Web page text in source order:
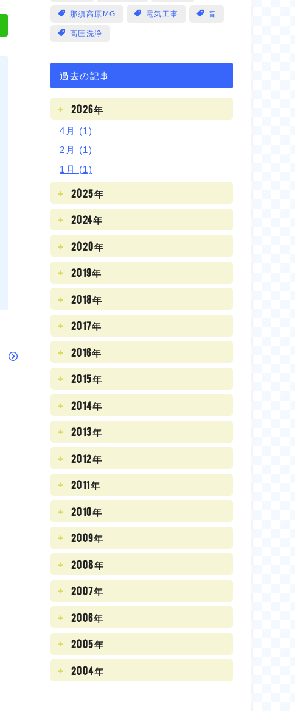
那須高原MG 電気工事 音
高圧洗浄
過去の記事
2026年
4月 (1)
2月 (1)
1月 (1)
2025年
2024年
2020年
2019年
2018年
2017年
2016年
2015年
2014年
2013年
2012年
2011年
2010年
2009年
2008年
2007年
2006年
2005年
2004年